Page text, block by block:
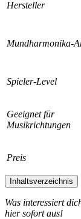
Hersteller
Mundharmonika-
Spieler-Level
Geeignet für
Musikrichtungen
Preis
Inhaltsverzeichnis
Was interessiert
hier sofort aus!